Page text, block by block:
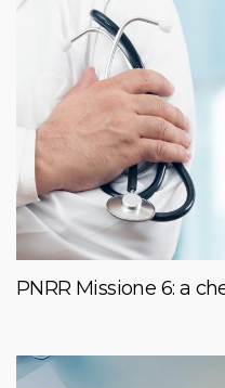
PNRR Missione 6: a